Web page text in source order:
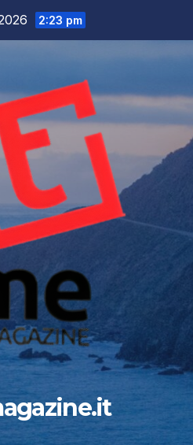
2:23 pm